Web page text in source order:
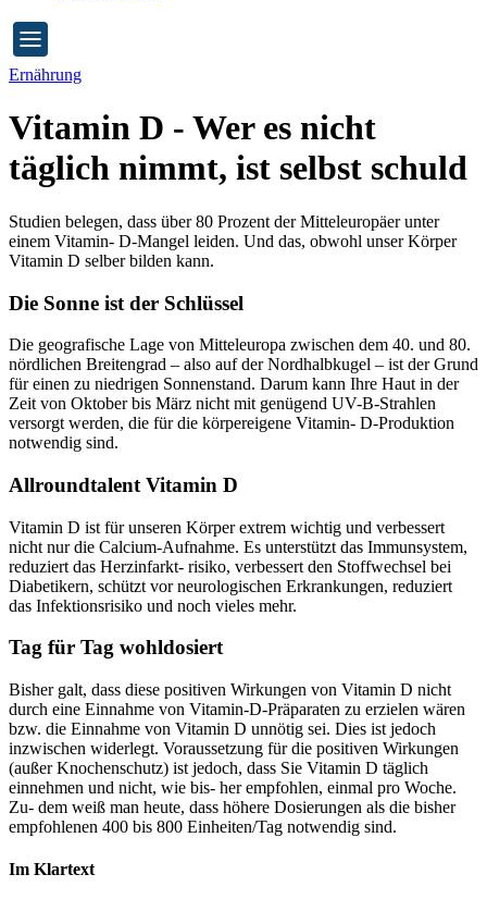
Ernährung
Vitamin D - Wer es nicht
täglich nimmt, ist selbst schuld
Studien belegen, dass über 80 Prozent der Mitteleuropäer unter
einem Vitamin- D-Mangel leiden. Und das, obwohl unser Körper
Vitamin D selber bilden kann.
Die Sonne ist der Schlüssel
Die geografische Lage von Mitteleuropa zwischen dem 40. und 80.
nördlichen Breitengrad – also auf der Nordhalbkugel – ist der Grund
für einen zu niedrigen Sonnenstand. Darum kann Ihre Haut in der
Zeit von Oktober bis März nicht mit genügend UV-B-Strahlen
versorgt werden, die für die körpereigene Vitamin- D-Produktion
notwendig sind.
Allroundtalent Vitamin D
Vitamin D ist für unseren Körper extrem wichtig und verbessert
nicht nur die Calcium-Aufnahme. Es unterstützt das Immunsystem,
reduziert das Herzinfarkt- risiko, verbessert den Stoffwechsel bei
Diabetikern, schützt vor neurologischen Erkrankungen, reduziert
das Infektionsrisiko und noch vieles mehr.
Tag für Tag wohldosiert
Bisher galt, dass diese positiven Wirkungen von Vitamin D nicht
durch eine Einnahme von Vitamin-D-Präparaten zu erzielen wären
bzw. die Einnahme von Vitamin D unnötig sei. Dies ist jedoch
inzwischen widerlegt. Voraussetzung für die positiven Wirkungen
(außer Knochenschutz) ist jedoch, dass Sie Vitamin D täglich
einnehmen und nicht, wie bis- her empfohlen, einmal pro Woche.
Zu- dem weiß man heute, dass höhere Dosierungen als die bisher
empfohlenen 400 bis 800 Einheiten/Tag notwendig sind.
Im Klartext